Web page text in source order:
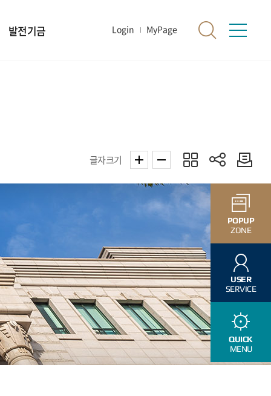
발전기금 Login MyPage
POPUP
ZONE
USER
SERVICE
QUICK
MENU
글자크기